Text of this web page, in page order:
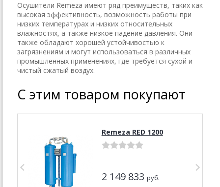
Осушители Remeza имеют ряд преимуществ, таких как
высокая эффективность, возможность работы при
низких температурах и низких относительных
влажностях, а также низкое падение давления. Они
также обладают хорошей устойчивостью к
загрязнениям и могут использоваться в различных
промышленных применениях, где требуется сухой и
чистый сжатый воздух.
С этим товаром покупают
Remeza RED 1200
2 149 833 руб.